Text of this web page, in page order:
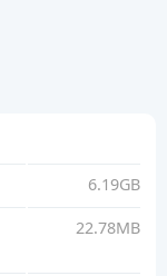
6.19GB
22.78MB